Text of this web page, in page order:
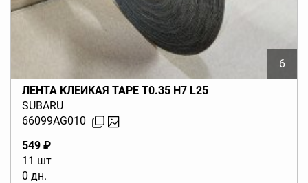
6
ЛЕНТА КЛЕЙКАЯ TAPE T0.35 H7 L25
SUBARU
66099AG010
549 ₽
11 шт
0 дн.